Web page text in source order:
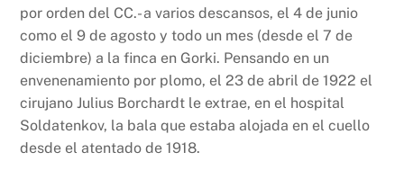
por orden del CC.- a varios descansos, el 4 de junio
como el 9 de agosto y todo un mes (desde el 7 de
diciembre) a la finca en Gorki. Pensando en un
envenenamiento por plomo, el 23 de abril de 1922 el
cirujano Julius Borchardt le extrae, en el hospital
Soldatenkov, la bala que estaba alojada en el cuello
desde el atentado de 1918.